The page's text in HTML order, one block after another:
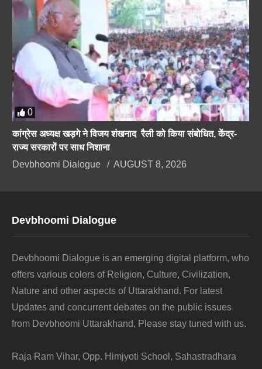
0
कांग्रेस अध्यक्ष खड़गे ने विजय शंखनाद रैली को किया संबोधित, केंद्र-
राज्य सरकारों पर साध निशाना
Devbhoomi Dialogue
AUGUST 8, 2026
Devbhoomi Dialogue
Devbhoomi Dialogue is an emerging digital platform, who
offers various colors of Religion, Culture, Civilization,
Nature and other aspects of Uttarakhand. For latest
Updates and concurrent debates on the public issues
from Devbhoomi Uttarakhand, Please stay tuned with us.
Raja Ram Vihar, Opp. Himjyoti School, Sahastradhara